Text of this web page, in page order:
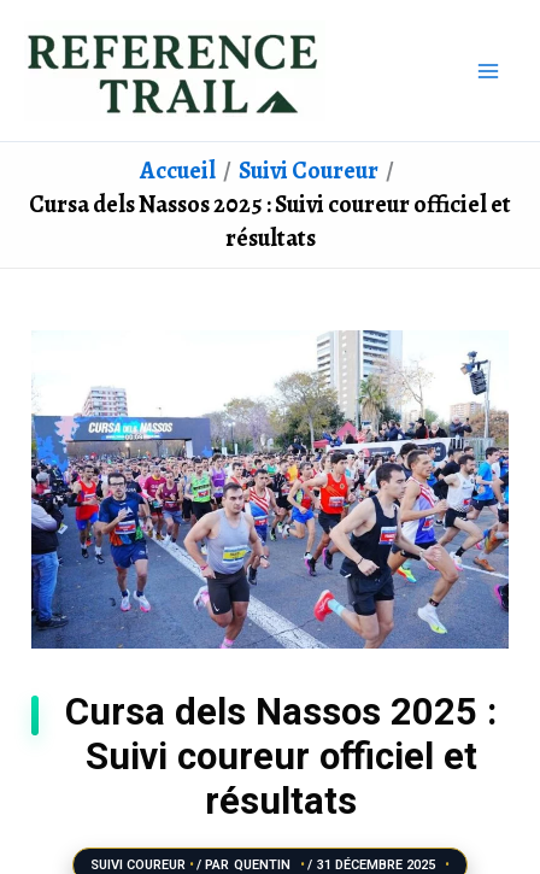
Accueil
Suivi Coureur
Cursa dels Nassos 2025 : Suivi coureur officiel et
résultats
Cursa dels Nassos 2025 :
Suivi coureur officiel et
résultats
SUIVI COUREUR / PAR QUENTIN / 31 DÉCEMBRE 2025